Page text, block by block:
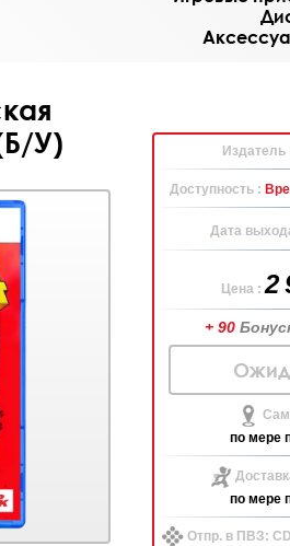
У)
Издатель
Доступность :
Дата
Цена :2
+ 90
по мере
по мере
Отпр. в ПВЗ: